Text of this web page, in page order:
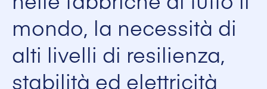
mondo, la necessità di
alti livelli di resilienza,
stabilità ed elettricità